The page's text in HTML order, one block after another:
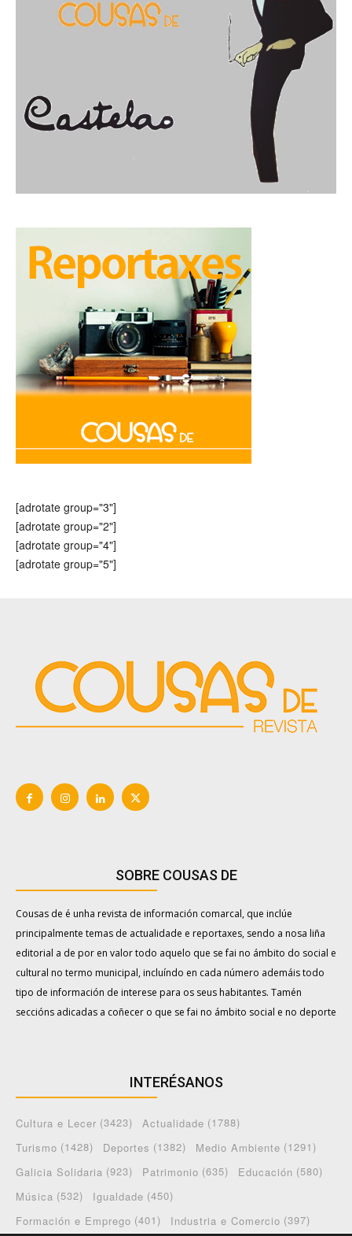
[adrotate group="3"]
[adrotate group="2"]
[adrotate group="4"]
[adrotate group="5"]
SOBRE COUSAS DE
Cousas de é unha revista de información comarcal, que inclúe
principalmente temas de actualidade e reportaxes, sendo a nosa liña
editorial a de por en valor todo aquelo que se fai no ámbito do social e
cultural no termo municipal, incluíndo en cada número ademáis todo
tipo de información de interese para os seus habitantes. Tamén
seccións adicadas a coñecer o que se fai no ámbito social e no deporte
INTERÉSANOS
Cultura e Lecer (3423) Actualidade (1788)
Turismo (1428) Deportes (1382) Medio Ambiente (1291)
Galicia Solidaria (923) Patrimonio (635) Educación (580)
Música (532) Igualdade (450)
Formación e Emprego (401) Industria e Comercio (397)